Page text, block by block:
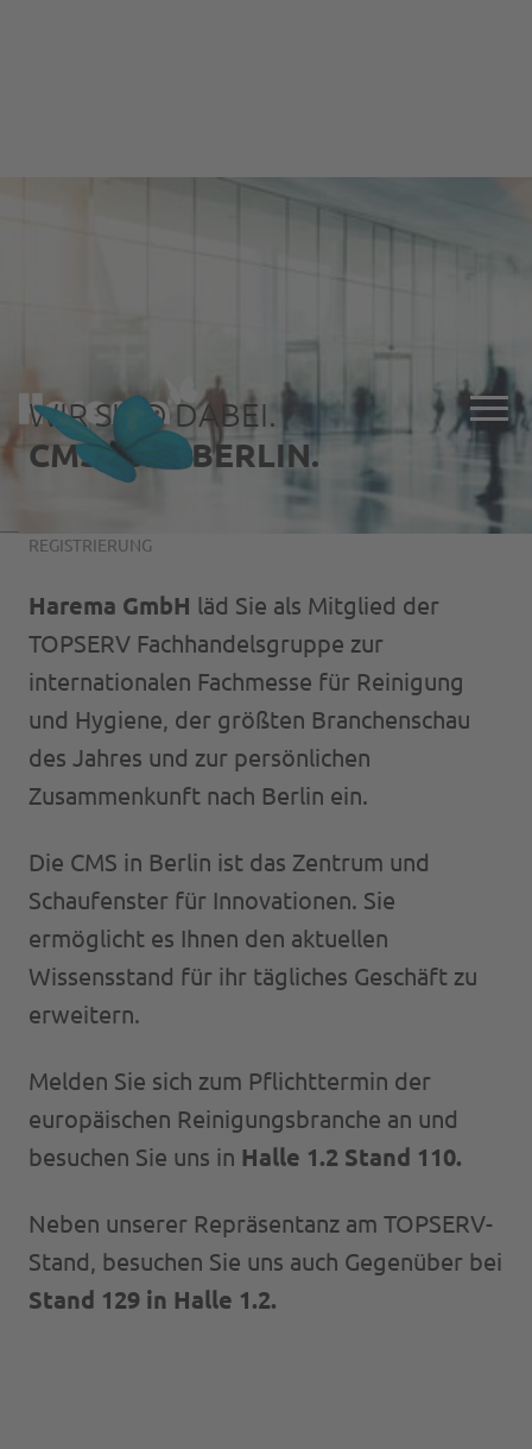
Ansprechpartner
Historie
Neuigkeiten
Soziale Projekte
Standorte
Zehn Gebote
Zukunft bei Harema
Karriere
Übersicht
Starke Marken
Handelsmarken
Katalog
ÖUR
TUBELESS
Cleany
DESI StandART
EVO
EVOLUTION
Übersicht
Akademie
Logistik
Montage- und Reparaturservice
Reinigungsmarkt
WIR SIND DABEI.
CMS 2023 BERLIN.
REGISTRIERUNG
Harema GmbH läd Sie als Mitglied der
TOPSERV Fachhandelsgruppe zur
internationalen Fachmesse für Reinigung
und Hygiene, der größten Branchenschau
des Jahres und zur persönlichen
Zusammenkunft nach Berlin ein.
Die CMS in Berlin ist das Zentrum und
Schaufenster für Innovationen. Sie
ermöglicht es Ihnen den aktuellen
Wissensstand für ihr tägliches Geschäft zu
erweitern.
Melden Sie sich zum Pflichttermin der
europäischen Reinigungsbranche an und
besuchen Sie uns in Halle 1.2 Stand 110.
Neben unserer Repräsentanz am TOPSERV-
Stand, besuchen Sie uns auch Gegenüber bei
Stand 129 in Halle 1.2.